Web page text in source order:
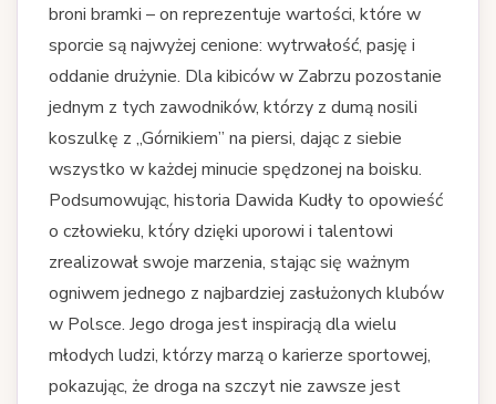
broni bramki – on reprezentuje wartości, które w
sporcie są najwyżej cenione: wytrwałość, pasję i
oddanie drużynie. Dla kibiców w Zabrzu pozostanie
jednym z tych zawodników, którzy z dumą nosili
koszulkę z „Górnikiem” na piersi, dając z siebie
wszystko w każdej minucie spędzonej na boisku.
Podsumowując, historia Dawida Kudły to opowieść
o człowieku, który dzięki uporowi i talentowi
zrealizował swoje marzenia, stając się ważnym
ogniwem jednego z najbardziej zasłużonych klubów
w Polsce. Jego droga jest inspiracją dla wielu
młodych ludzi, którzy marzą o karierze sportowej,
pokazując, że droga na szczyt nie zawsze jest